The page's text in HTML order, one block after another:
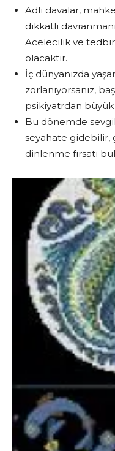
Adli davalar,
dikkatli
Acelecilik ve
olacaktır.
İç dünyanızda
zorlanıyorsanız,
psikiyatrdan büyük
Bu dönemde
seyahate gidebilir,
dinlenme fırsatı